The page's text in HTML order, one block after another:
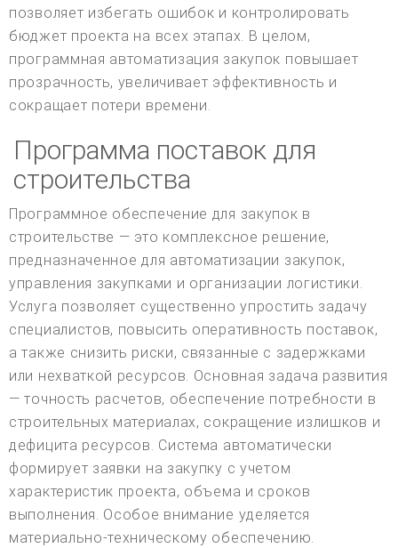
позволяет избегать ошибок и контролировать
бюджет проекта на всех этапах. В целом,
программная автоматизация закупок повышает
прозрачность, увеличивает эффективность и
сокращает потери времени.
Программа поставок для
строительства
Программное обеспечение для закупок в
строительстве — это комплексное решение,
предназначенное для автоматизации закупок,
управления закупками и организации логистики.
Услуга позволяет существенно упростить задачу
специалистов, повысить оперативность поставок,
а также снизить риски, связанные с задержками
или нехваткой ресурсов. Основная задача развития
— точность расчетов, обеспечение потребности в
строительных материалах, сокращение излишков и
дефицита ресурсов. Система автоматически
формирует заявки на закупку с учетом
характеристик проекта, объема и сроков
выполнения. Особое внимание уделяется
материально-техническому обеспечению.